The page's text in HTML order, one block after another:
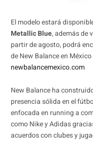
El modelo estará
Metallic Blue, además de
partir de agosto, podrá
de New Balance en
newbalancemexico.com
New Balance ha
presencia sólida en el
enfocada en running a
como Nike y Adidas
acuerdos con clubes y